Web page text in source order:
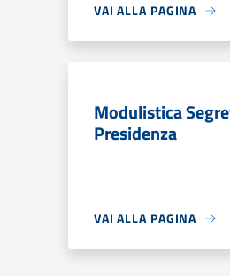
VAI ALLA PAGINA
Modulistica
Presidenza
VAI ALLA PAGINA